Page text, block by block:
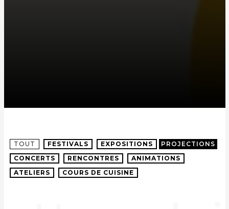
TOUT FESTIVALS EXPOSITIONS
PROJECTIONS
CONCERTS
RENCONTRES
ANIMATIONS
ATELIERS
COURS DE CUISINE